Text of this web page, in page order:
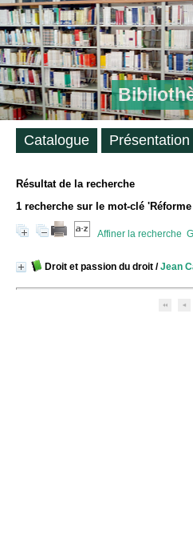
Résultat de la recherche
1 recherche sur le mot-clé
Affiner la recherche
Droit et passion du droit /Jean
Catalogue Présentation